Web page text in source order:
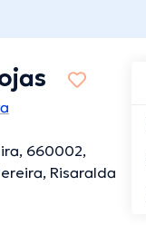
660002,
Risaralda